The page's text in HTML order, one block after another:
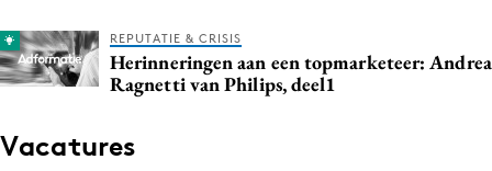
REPUTATIE & CRISIS
Herinneringen aan een topmarketeer: Andrea
Ragnetti van Philips, deel1
Vacatures